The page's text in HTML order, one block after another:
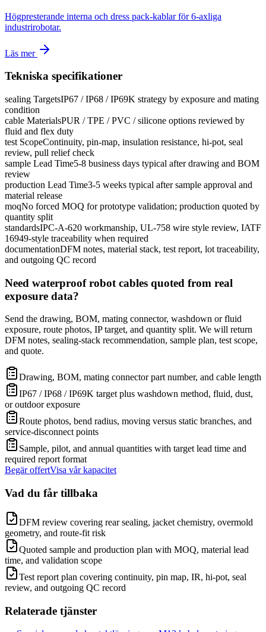
Högpresterande interna och dress pack-kablar för 6-axliga
industrirobotar.
Läs mer
Tekniska specifikationer
sealing TargetsIP67 / IP68 / IP69K strategy by exposure and mating
condition
cable MaterialsPUR / TPE / PVC / silicone options reviewed by
fluid and flex duty
test ScopeContinuity, pin-map, insulation resistance, hi-pot, seal
review, pull relief check
sample Lead Time5-8 business days typical after drawing and BOM
review
production Lead Time3-5 weeks typical after sample approval and
material release
moqNo forced MOQ for prototype validation; production quoted by
quantity split
standardsIPC-A-620 workmanship, UL-758 wire style review, IATF
16949-style traceability when required
documentationDFM notes, material stack, test report, lot traceability,
and outgoing QC record
Need waterproof robot cables quoted from real
exposure data?
Send the drawing, BOM, mating connector, washdown or fluid
exposure, route photos, IP target, and quantity split. We will return
DFM notes, sealing-stack recommendation, sample plan, test scope,
and quote.
Drawing, BOM, mating connector part number, and cable length
IP67 / IP68 / IP69K target plus washdown method, fluid, dust,
or outdoor exposure
Route photos, bend radius, moving versus static branches, and
service-disconnect points
Sample, pilot, and annual quantities with target lead time and
required report format
Begär offertVisa vår kapacitet
Vad du får tillbaka
DFM review covering rear sealing, jacket chemistry, overmold
geometry, and route-fit risk
Quoted sample and production plan with MOQ, material lead
time, and validation scope
Test report plan covering continuity, pin map, IR, hi-pot, seal
review, and outgoing QC record
Relaterade tjänster